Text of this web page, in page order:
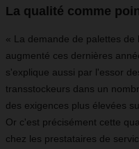
La qualité comme
« La demande de palettes
augmenté ces dernières
s'explique aussi par l'essor
transstockeurs dans un
des exigences plus élevées
Or c'est précisément cette
chez les prestataires de